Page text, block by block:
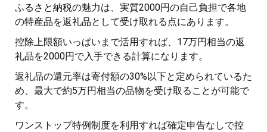
ふるさと納税の魅力は、実質2000円の自己負担で各地
の特産品を返礼品として受け取れる点にあります。
控除上限額いっぱいまで活用すれば、17万円相当の返
礼品を2000円で入手できる計算になります。
返礼品の還元率は寄付額の30%以下と定められているた
め、最大で約5万円相当の品物を受け取ることが可能で
す。
ワンストップ特例制度を利用すれば確定申告なしで控